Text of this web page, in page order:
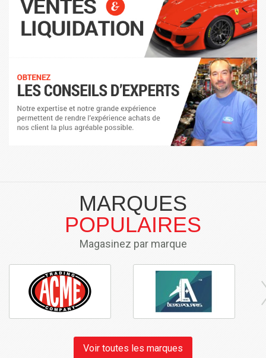
MARQUES
POPULAIRES
Magasinez par marque
Voir toutes les marques